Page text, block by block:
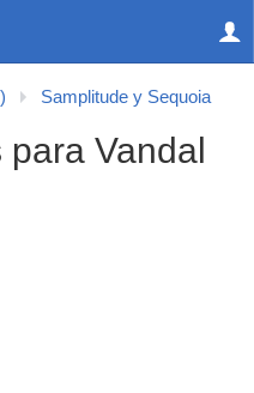
Samplitude y Sequoia
Vandal